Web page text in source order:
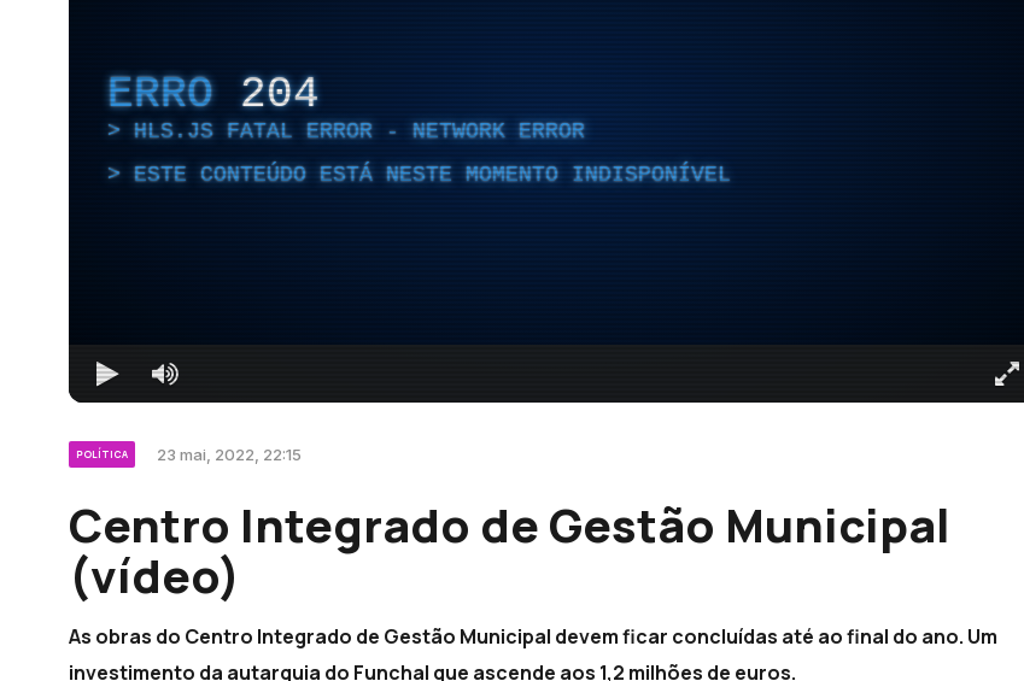
ERRO 204
HLS.JS FATAL ERROR - NETWORK ERROR
ESTE CONTEÚDO ESTÁ NESTE MOMENTO INDISPONÍVEL
POLÍTICA 23 mai, 2022, 22:15
Centro Integrado de Gestão Municipal
(vídeo)
As obras do Centro Integrado de Gestão Municipal devem ficar concluídas até ao final do ano. Um
investimento da autarquia do Funchal que ascende aos 1,2 milhões de euros.